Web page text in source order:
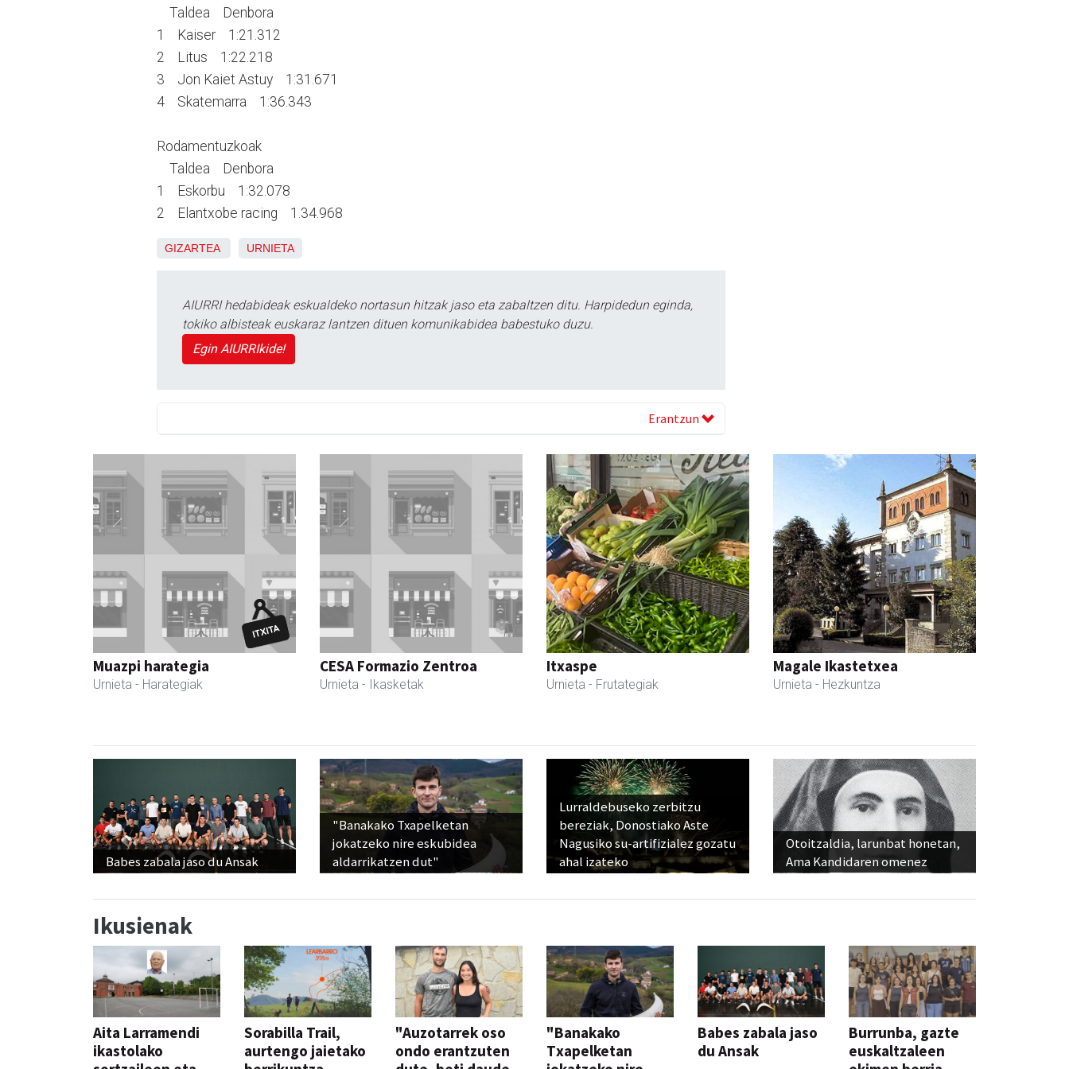
Taldea Denbora
1 Kaiser 1:21.312
2 Litus 1:22.218
3 Jon Kaiet Astuy 1:31.671
4 Skatemarra 1:36.343
Rodamentuzkoak
Taldea Denbora
1 Eskorbu 1:32.078
2 Elantxobe racing 1.34.968
GIZARTEA URNIETA
AIURRI hedabideak eskualdeko nortasun hitzak jaso eta zabaltzen ditu. Harpidedun eginda,
tokiko albisteak euskaraz lantzen dituen komunikabidea babestuko duzu.
Egin AIURRIkide!
Erantzun
Muazpi harategia
Urnieta - Harategiak
CESA Formazio Zentroa
Urnieta - Ikasketak
Itxaspe
Urnieta - Frutategiak
Magale Ikastetxea
Urnieta - Hezkuntza
Babes zabala jaso du Ansak
"Banakako Txapelketan
jokatzeko nire eskubidea
aldarrikatzen dut"
Lurraldebuseko zerbitzu
bereziak, Donostiako Aste
Nagusiko su-artifizialez gozatu
ahal izateko
Otoitzaldia, larunbat honetan,
Ama Kandidaren omenez
Ikusienak
Aita Larramendi
ikastolako
Sorabilla Trail,
aurtengo jaietako
"Auzotarrek oso
ondo erantzuten
"Banakako
Txapelketan
Babes zabala jaso
du Ansak
Burrunba, gazte
euskaltzaleen